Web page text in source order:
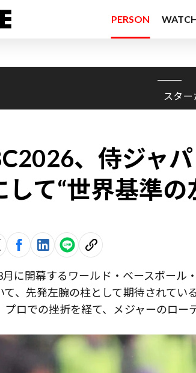
PERSON
スタ
、侍ジャパ
して“世界基準
月に開幕するワールド・ベースボール
て、先発左腕の柱として期待されて
プロでの挫折を経て、メジャーのロ